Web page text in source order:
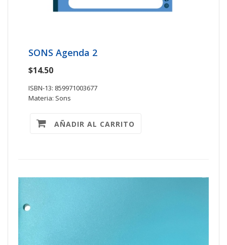
SONS Agenda 2
$14.50
ISBN-13: 859971003677
Materia: Sons
AÑADIR AL CARRITO